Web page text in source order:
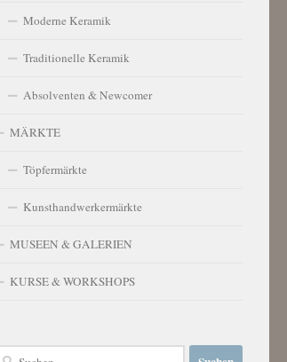
Moderne Keramik
Traditionelle Keramik
Absolventen & Newcomer
MÄRKTE
Töpfermärkte
Kunsthandwerkermärkte
MUSEEN & GALERIEN
KURSE & WORKSHOPS
Suchen